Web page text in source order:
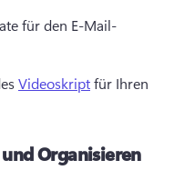
für den E-Mail-
Videoskript für Ihren
Organisieren